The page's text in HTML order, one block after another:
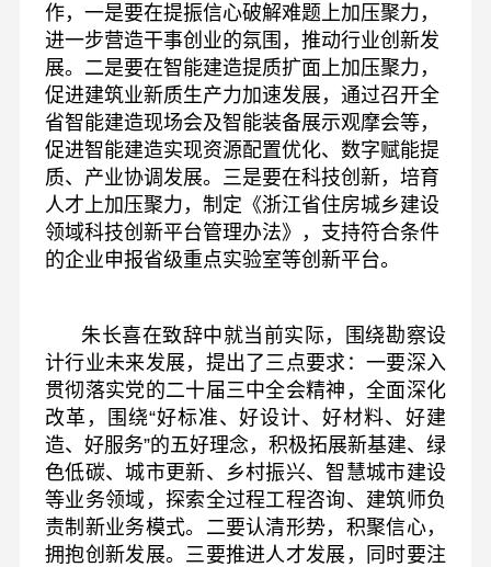
作，一是要在提振信心破解难题上加压聚力，
进一步营造干事创业的氛围，推动行业创新发
展。二是要在智能建造提质扩面上加压聚力，
促进建筑业新质生产力加速发展，通过召开全
省智能建造现场会及智能装备展示观摩会等，
促进智能建造实现资源配置优化、数字赋能提
质、产业协调发展。三是要在科技创新，培育
人才上加压聚力，制定《浙江省住房城乡建设
领域科技创新平台管理办法》，支持符合条件
的企业申报省级重点实验室等创新平台。
朱长喜在致辞中就当前实际，围绕勘察设
计行业未来发展，提出了三点要求：一要深入
贯彻落实党的二十届三中全会精神，全面深化
改革，围绕“好标准、好设计、好材料、好建
造、好服务”的五好理念，积极拓展新基建、绿
色低碳、城市更新、乡村振兴、智慧城市建设
等业务领域，探索全过程工程咨询、建筑师负
责制新业务模式。二要认清形势，积聚信心，
拥抱创新发展。三要推进人才发展，同时要注